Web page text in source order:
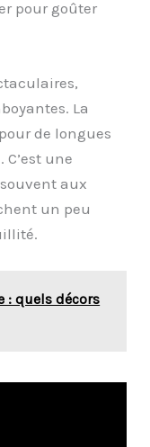
pour goûter
La
de longues
une
aux
un peu
: quels décors